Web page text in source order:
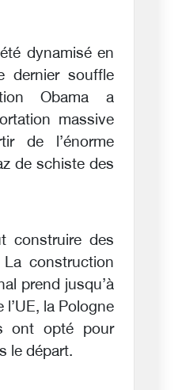
dynamisé en
dernier souffle
Obama a
massive
de l’énorme
de schiste des
construire des
construction
prend jusqu’à
la Pologne
ont opté pour
le départ.